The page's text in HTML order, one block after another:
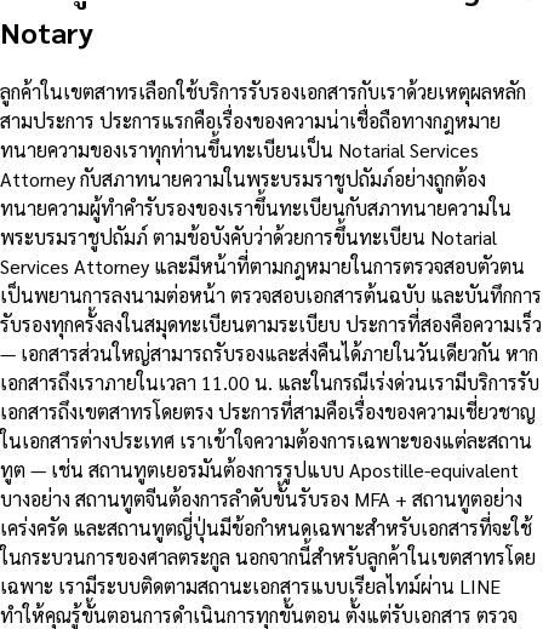
Notary
ลูกค้าในเขตสาทรเลือกใช้บริการรับรองเอกสารกับเราด้วยเหตุผลหลัก
สามประการ ประการแรกคือเรื่องของความน่าเชื่อถือทางกฎหมาย
ทนายความของเราทุกท่านขึ้นทะเบียนเป็น Notarial Services
Attorney กับสภาทนายความในพระบรมราชูปถัมภ์อย่างถูกต้อง
ทนายความผู้ทำคำรับรองของเราขึ้นทะเบียนกับสภาทนายความใน
พระบรมราชูปถัมภ์ ตามข้อบังคับว่าด้วยการขึ้นทะเบียน Notarial
Services Attorney และมีหน้าที่ตามกฎหมายในการตรวจสอบตัวตน
เป็นพยานการลงนามต่อหน้า ตรวจสอบเอกสารต้นฉบับ และบันทึกการ
รับรองทุกครั้งลงในสมุดทะเบียนตามระเบียบ ประการที่สองคือความเร็ว
— เอกสารส่วนใหญ่สามารถรับรองและส่งคืนได้ภายในวันเดียวกัน หาก
เอกสารถึงเราภายในเวลา 11.00 น. และในกรณีเร่งด่วนเรามีบริการรับ
เอกสารถึงเขตสาทรโดยตรง ประการที่สามคือเรื่องของความเชี่ยวชาญ
ในเอกสารต่างประเทศ เราเข้าใจความต้องการเฉพาะของแต่ละสถาน
ทูต — เช่น สถานทูตเยอรมันต้องการรูปแบบ Apostille-equivalent
บางอย่าง สถานทูตจีนต้องการลำดับขั้นรับรอง MFA + สถานทูตอย่าง
เคร่งครัด และสถานทูตญี่ปุ่นมีข้อกำหนดเฉพาะสำหรับเอกสารที่จะใช้
ในกระบวนการของศาลตระกูล นอกจากนี้สำหรับลูกค้าในเขตสาทรโดย
เฉพาะ เรามีระบบติดตามสถานะเอกสารแบบเรียลไทม์ผ่าน LINE
ทำให้คุณรู้ขั้นตอนการดำเนินการทุกขั้นตอน ตั้งแต่รับเอกสาร ตรวจ